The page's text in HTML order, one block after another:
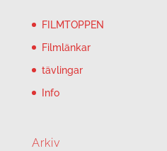
FILMTOPPEN
Filmlänkar
tävlingar
Info
Arkiv